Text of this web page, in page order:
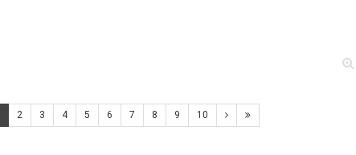
2 3 4 5 6 7 8 9 10